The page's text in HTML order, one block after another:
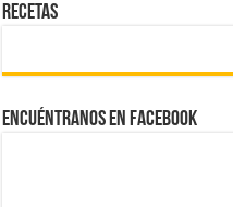
Recetas
Encuéntranos en Facebook